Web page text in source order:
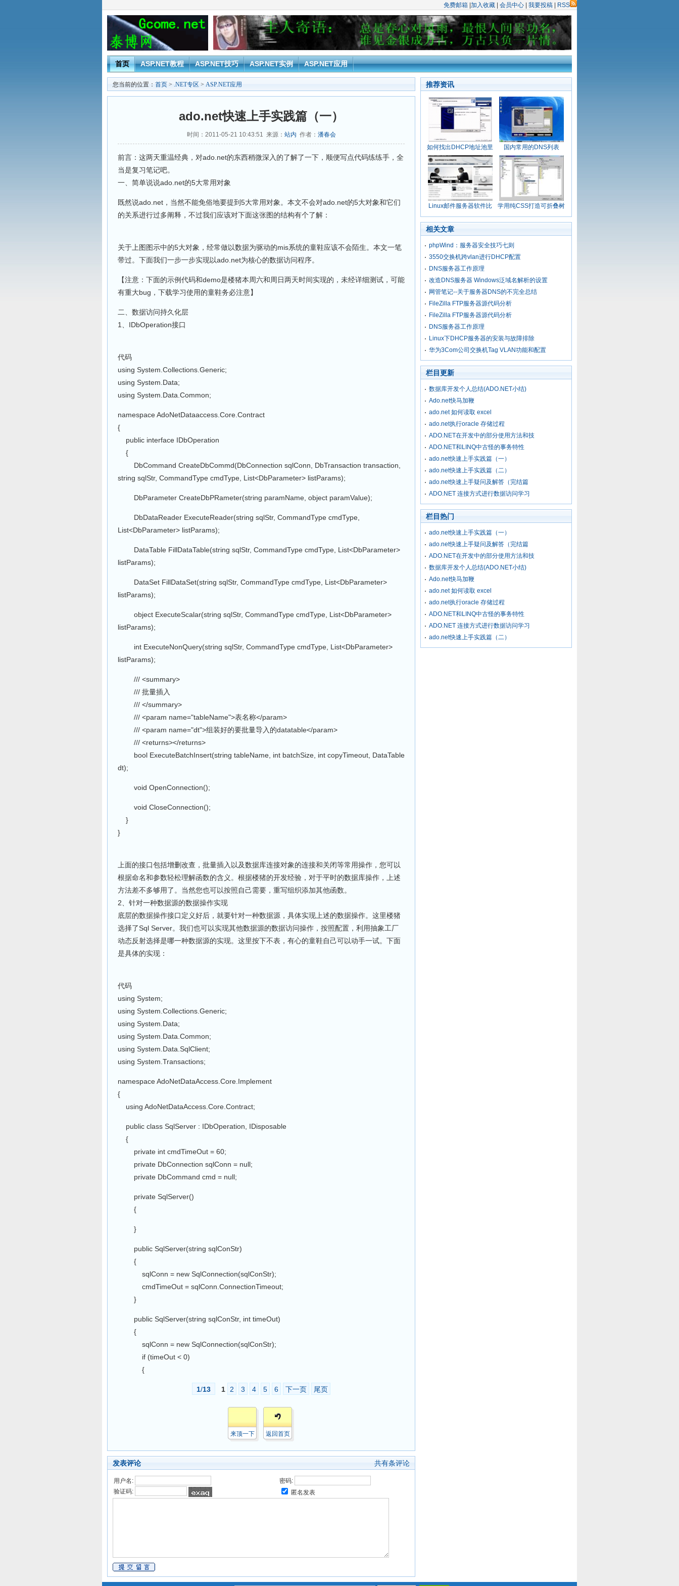
免费邮箱 加入收藏 会员中心 我要投稿 RSS
首页 ASP.NET教程 ASP.NET技巧 ASP.NET实例 ASP.NET应用
您当前的位置： 首页 > .NET专区 > ASP.NET应用
ado.net快速上手实践篇（一）
时间：2011-05-21 10:43:51 来源： 站内 作者： 潘春会
前言：这两天重温经典，对ado.net的东西稍微深入的了解了一下，顺便写点代码练练手，全
当是复习笔记吧。
一、简单说说ado.net的5大常用对象
既然说ado.net，当然不能免俗地要提到5大常用对象。本文不会对ado.net的5大对象和它们
的关系进行过多阐释，不过我们应该对下面这张图的结构有个了解：
关于上图图示中的5大对象，经常做以数据为驱动的mis系统的童鞋应该不会陌生。本文一笔
带过。下面我们一步一步实现以ado.net为核心的数据访问程序。
【注意：下面的示例代码和demo是楼猪本周六和周日两天时间实现的，未经详细测试，可能
有重大bug，下载学习使用的童鞋务必注意】
二、数据访问持久化层
1、IDbOperation接口
代码
using System.Collections.Generic;
using System.Data;
using System.Data.Common;
namespace AdoNetDataaccess.Core.Contract
{
public interface IDbOperation
{
DbCommand CreateDbCommd(DbConnection sqlConn, DbTransaction transaction,
string sqlStr, CommandType cmdType, List<DbParameter> listParams);
DbParameter CreateDbPRameter(string paramName, object paramValue);
DbDataReader ExecuteReader(string sqlStr, CommandType cmdType,
List<DbParameter> listParams);
DataTable FillDataTable(string sqlStr, CommandType cmdType, List<DbParameter>
listParams);
DataSet FillDataSet(string sqlStr, CommandType cmdType, List<DbParameter>
listParams);
object ExecuteScalar(string sqlStr, CommandType cmdType, List<DbParameter>
listParams);
int ExecuteNonQuery(string sqlStr, CommandType cmdType, List<DbParameter>
listParams);
/// <summary>
/// 批量插入
/// </summary>
/// <param name="tableName">表名称</param>
/// <param name="dt">组装好的要批量导入的datatable</param>
/// <returns></returns>
bool ExecuteBatchInsert(string tableName, int batchSize, int copyTimeout, DataTable
dt);
void OpenConnection();
void CloseConnection();
}
}
上面的接口包括增删改查，批量插入以及数据库连接对象的连接和关闭等常用操作，您可以
根据命名和参数轻松理解函数的含义。根据楼猪的开发经验，对于平时的数据库操作，上述
方法差不多够用了。当然您也可以按照自己需要，重写组织添加其他函数。
2、针对一种数据源的数据操作实现
底层的数据操作接口定义好后，就要针对一种数据源，具体实现上述的数据操作。这里楼猪
选择了Sql Server。我们也可以实现其他数据源的数据访问操作，按照配置，利用抽象工厂
动态反射选择是哪一种数据源的实现。这里按下不表，有心的童鞋自己可以动手一试。下面
是具体的实现：
代码
using System;
using System.Collections.Generic;
using System.Data;
using System.Data.Common;
using System.Data.SqlClient;
using System.Transactions;
namespace AdoNetDataAccess.Core.Implement
{
using AdoNetDataAccess.Core.Contract;
public class SqlServer : IDbOperation, IDisposable
{
private int cmdTimeOut = 60;
private DbConnection sqlConn = null;
private DbCommand cmd = null;
private SqlServer()
{
}
public SqlServer(string sqlConStr)
{
sqlConn = new SqlConnection(sqlConStr);
cmdTimeOut = sqlConn.ConnectionTimeout;
}
public SqlServer(string sqlConStr, int timeOut)
{
sqlConn = new SqlConnection(sqlConStr);
if (timeOut < 0)
{
1/13 1 2 3 4 5 6 下一页 尾页
来顶一下 返回首页
发表评论 共有条评论
用户名:
密码:
验证码:
匿名发表
推荐资讯
如何找出DHCP地址池里 国内常用的DNS列表
Linux邮件服务器软件比 学用纯CSS打造可折叠树
相关文章
phpWind：服务器安全技巧七则
3550交换机跨vlan进行DHCP配置
DNS服务器工作原理
改造DNS服务器 Windows泛域名解析的设置
网管笔记--关于服务器DNS的不完全总结
FileZilla FTP服务器源代码分析
FileZilla FTP服务器源代码分析
DNS服务器工作原理
Linux下DHCP服务器的安装与故障排除
华为3Com公司交换机Tag VLAN功能和配置
栏目更新
数据库开发个人总结(ADO.NET小结)
Ado.net快马加鞭
ado.net 如何读取 excel
ado.net执行oracle 存储过程
ADO.NET在开发中的部分使用方法和技
ADO.NET和LINQ中古怪的事务特性
ado.net快速上手实践篇（一）
ado.net快速上手实践篇（二）
ado.net快速上手疑问及解答（完结篇
ADO.NET 连接方式进行数据访问学习
栏目热门
ado.net快速上手实践篇（一）
ado.net快速上手疑问及解答（完结篇
ADO.NET在开发中的部分使用方法和技
数据库开发个人总结(ADO.NET小结)
Ado.net快马加鞭
ado.net 如何读取 excel
ado.net执行oracle 存储过程
ADO.NET和LINQ中古怪的事务特性
ADO.NET 连接方式进行数据访问学习
ado.net快速上手实践篇（二）